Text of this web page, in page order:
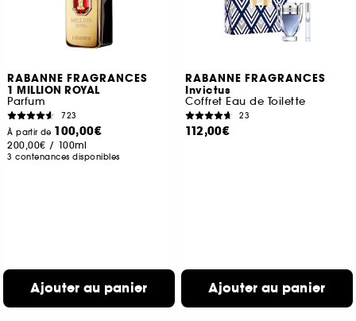
RABANNE FRAGRANCES
1 MILLION ROYAL
Parfum
723
À partir de 100,00€
200,00€ / 100ml
3 contenances disponibles
Ajouter au panier
RABANNE FRAGRANCES
Invictus
Coffret Eau de Toilette
23
112,00€
Ajouter au panier